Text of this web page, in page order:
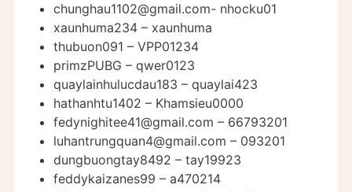
chunghau1102@gmail.com- nhocku01
xaunhuma234 – xaunhuma
thubuon091 – VPP01234
primzPUBG – qwer0123
quaylainhulucdau183 – quaylai423
hathanhtu1402 – Khamsieu0000
fedynighitee41@gmail.com – 66793201
luhantrungquan4@gmail.com – 093201
dungbuongtay8492 – tay19923
feddykaizanes99 – a470214